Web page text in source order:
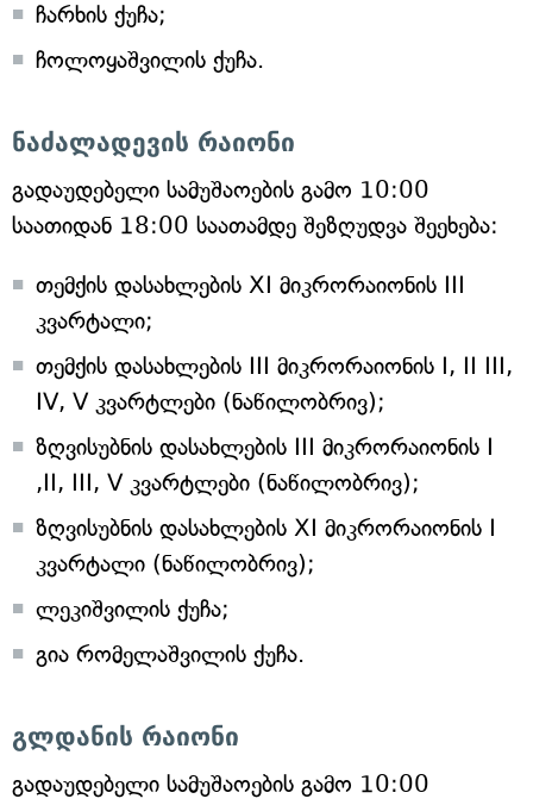
ჩარხის ქუჩა;
ჩოლოყაშვილის ქუჩა.
ნაძალადევის რაიონი
გადაუდებელი სამუშაოების გამო 10:00
საათიდან 18:00 საათამდე შეზღუდვა შეეხება:
თემქის დასახლების XI მიკრორაიონის III
კვარტალი;
თემქის დასახლების III მიკრორაიონის I, II III,
IV, V კვარტლები (ნაწილობრივ);
ზღვისუბნის დასახლების III მიკრორაიონის I
,II, III, V კვარტლები (ნაწილობრივ);
ზღვისუბნის დასახლების XI მიკრორაიონის I
კვარტალი (ნაწილობრივ);
ლეკიშვილის ქუჩა;
გია რომელაშვილის ქუჩა.
გლდანის რაიონი
გადაუდებელი სამუშაოების გამო 10:00